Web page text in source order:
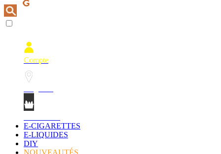
Compte
E-CIGARETTES
E-LIQUIDES
DIY
NOUVEAUTÉS